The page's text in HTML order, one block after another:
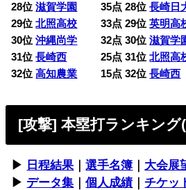
28位滋賀学園 35点 28位長崎日
29位北照高校 33点 29位英明高
30位沖縄尚学 32点 30位滋賀学
31位長崎西 25点 31位北照高
32位高知農業 15点 32位長崎西
[攻撃] 本塁打ランキング
▶︎ 日程結果 ｜選手名簿 大会展
▶︎ データ集 ｜個人成績｜チケッ